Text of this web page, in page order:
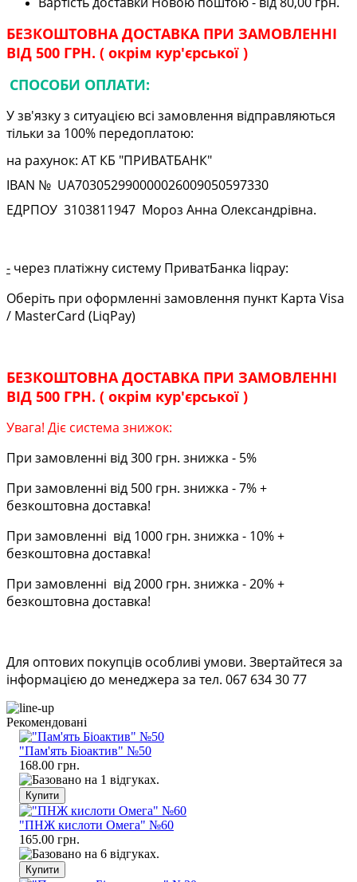
БЕЗКОШТОВНА ДОСТАВКА ПРИ ЗАМОВЛЕННІ
ВІД 500 ГРН. ( окрім кур'єрської )
СПОСОБИ ОПЛАТИ:
У зв'язку з ситуацією всі замовлення відправляються
тільки за 100% передоплатою:
на рахунок: АТ КБ "ПРИВАТБАНК"
IBAN № UA703052990000026009050597330
ЕДРПОУ 3103811947 Мороз Анна Олександрівна.
- через платіжну систему ПриватБанка liqpay:
Оберіть при оформленні замовлення пункт Карта Visa
/ MasterCard (LiqPay)
БЕЗКОШТОВНА ДОСТАВКА ПРИ ЗАМОВЛЕННІ
ВІД 500 ГРН. ( окрім кур'єрської )
Увага! Діє система знижок:
При замовленні від 300 грн. знижка - 5%
При замовленні від 500 грн. знижка - 7% +
безкоштовна доставка!
При замовленні від 1000 грн. знижка - 10% +
безкоштовна доставка!
При замовленні від 2000 грн. знижка - 20% +
безкоштовна доставка!
Для оптових покупців особливі умови. Звертайтеся за
інформацією до менеджера за тел. 067 634 30 77
Рекомендовані
"Пам'ять Біоактив" №50
168.00 грн.
"ПНЖ кислоти Омега" №60
165.00 грн.